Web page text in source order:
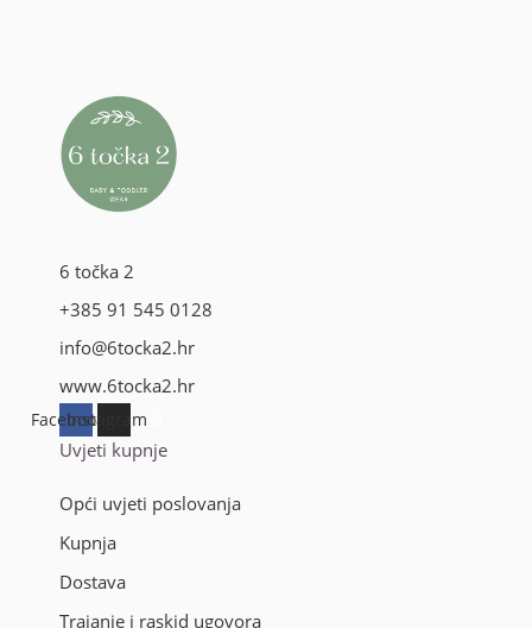
6 točka 2
+385 91 545 0128
info@6tocka2.hr
www.6tocka2.hr
FacebookInstagram
Uvjeti kupnje
Opći uvjeti poslovanja
Kupnja
Dostava
Trajanje i raskid ugovora